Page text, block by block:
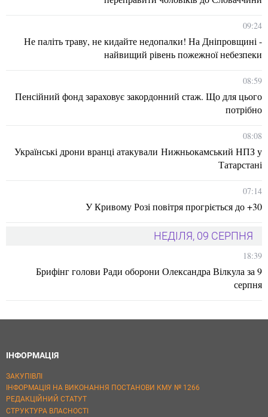
09:24
Не паліть траву, не кидайте недопалки! На Дніпровщині -
найвищий рівень пожежної небезпеки
08:59
Пенсійний фонд зараховує закордонний стаж. Що для цього
потрібно
08:08
Українські дрони вранці атакували Нижньокамський НПЗ у
Татарстані
07:14
У Кривому Розі повітря прогріється до +30
НЕДІЛЯ, 09 СЕРПНЯ
18:39
Брифінг голови Ради оборони Олександра Вілкула за 9
серпня
ІНФОРМАЦІЯ
ЗАКУПІВЛІ
ІНФОРМАЦІЯ НА ВИКОНАННЯ ПОСТАНОВИ КМУ № 1266
РЕДАКЦІЙНИЙ СТАТУТ
СТРУКТУРА ВЛАСНОСТІ